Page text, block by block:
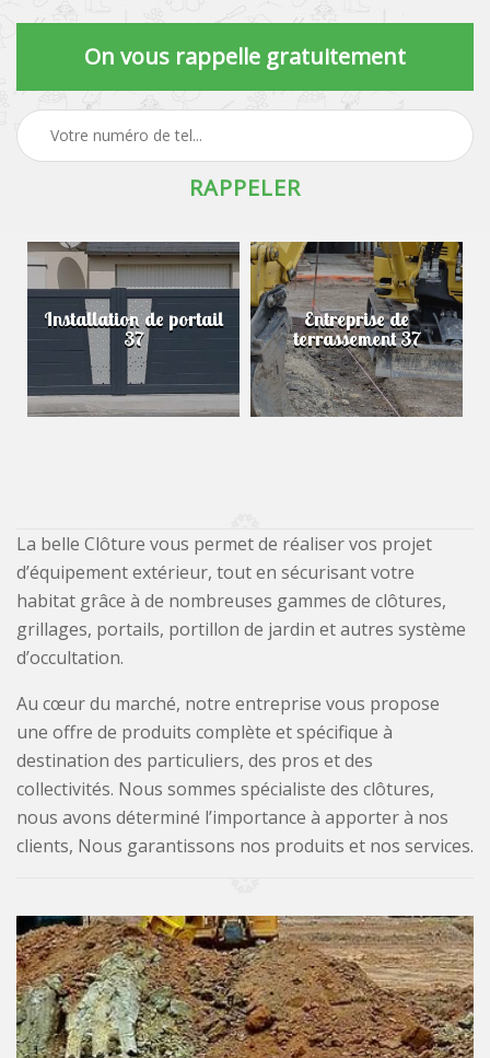
On vous rappelle gratuitement
Installation de portail
37
Entreprise de
terrassement 37
La belle Clôture vous permet de réaliser vos projet
d’équipement extérieur, tout en sécurisant votre
habitat grâce à de nombreuses gammes de clôtures,
grillages, portails, portillon de jardin et autres système
d’occultation.
Au cœur du marché, notre entreprise vous propose
une offre de produits complète et spécifique à
destination des particuliers, des pros et des
collectivités. Nous sommes spécialiste des clôtures,
nous avons déterminé l’importance à apporter à nos
clients, Nous garantissons nos produits et nos services.